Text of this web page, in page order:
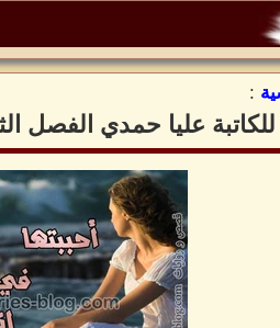
:
عليا حمدي الفصل